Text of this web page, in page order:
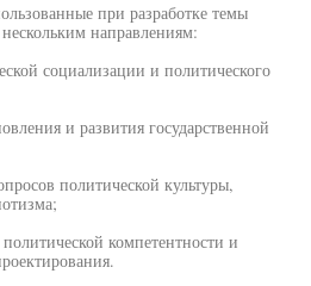
при разработке темы
направлениям:
социализации и политического
и развития государственной
политической культуры,
компетентности и